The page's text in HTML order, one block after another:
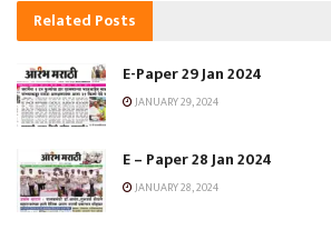
Related Posts
E-Paper 29 Jan 2024
JANUARY 29, 2024
E – Paper 28 Jan 2024
JANUARY 28, 2024